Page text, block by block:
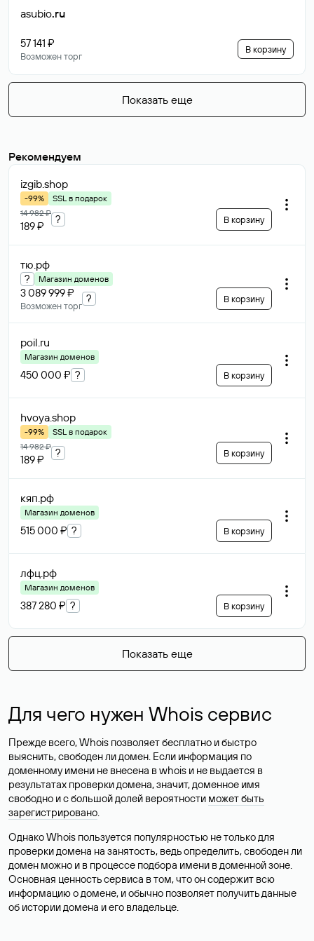
asubio.ru
57 141 ₽
Возможен торг
В корзину
Показать еще
Рекомендуем
izgib.shop
-99%
SSL в подарок
14 982 ₽
189 ₽
? В корзину
тю.рф
? Магазин доменов
3 089 999 ₽
Возможен торг
? В корзину
poil.ru
Магазин доменов
450 000 ₽ ? В корзину
hvoya.shop
-99%
SSL в подарок
14 982 ₽
189 ₽
? В корзину
кяп.рф
Магазин доменов
515 000 ₽ ? В корзину
лфц.рф
Магазин доменов
387 280 ₽ ? В корзину
Показать еще
Для чего нужен Whois сервис
Прежде всего, Whois позволяет бесплатно и быстро
выяснить, свободен ли домен. Если информация по
доменному имени не внесена в whois и не выдается в
результатах проверки домена, значит, доменное имя
свободно и с большой долей вероятности может быть
зарегистрировано.
Однако Whois пользуется популярностью не только для
проверки домена на занятость, ведь определить, свободен ли
домен можно и в процессе подбора имени в доменной зоне.
Основная ценность сервиса в том, что он содержит всю
информацию о домене, и обычно позволяет получить данные
об истории домена и его владельце.